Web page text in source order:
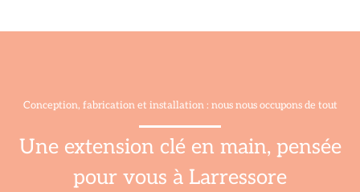
Conception, fabrication et installation : nous nous occupons de tout
Une extension clé en main, pensée
pour vous à Larressore